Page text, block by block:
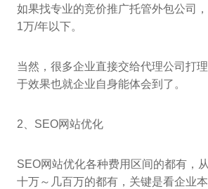
如果找专业的竞价推广托管外包公司
1万/年以下。
当然，很多企业直接交给代理公司打
于效果也就企业自身能体会到了。
2、SEO网站优化
SEO网站优化各种费用区间的都有，
十万～几百万的都有，关键是看企业